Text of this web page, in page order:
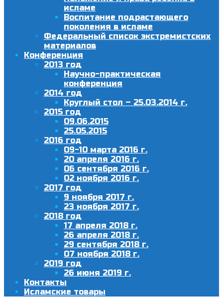
исламе
Воспитание подрастающего
поколения в исламе
Федеральный список экстремистских
материалов
Конференция
2013 год
Научно-практическая
конференция
2014 год
Круглый стол – 25.03.2014 г.
2015 год
09.06.2015
25.05.2015
2016 год
09-10 марта 2016 г.
20 апреля 2016 г.
06 сентября 2016 г.
02 ноября 2016 г.
2017 год
9 ноября 2017 г.
23 ноября 2017 г.
2018 год
17 апреля 2018 г.
26 апреля 2018 г.
29 сентября 2018 г.
07 ноября 2018 г.
2019 год
26 июня 2019 г.
Контакты
Исламские товары